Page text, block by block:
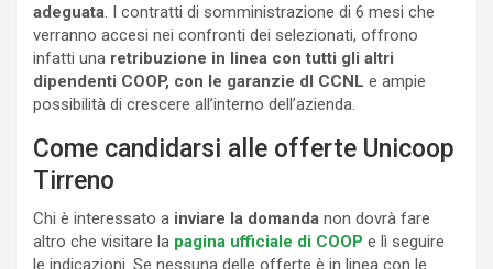
adeguata . I contratti di somministrazione di 6 mesi che
verranno accesi nei confronti dei selezionati, offrono
infatti una retribuzione in linea con tutti gli altri
dipendenti COOP, con le garanzie dl CCNL e ampie
possibilità di crescere all’interno dell’azienda.
Come candidarsi alle offerte Unicoop
Tirreno
Chi è interessato a inviare la domanda non dovrà fare
altro che visitare la pagina ufficiale di COOP e lì seguire
le indicazioni. Se nessuna delle offerte è in linea con le